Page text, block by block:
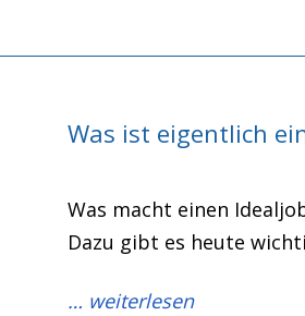
Was ist eigentlich
Was macht einen
Dazu gibt es heute
… weiterlesen